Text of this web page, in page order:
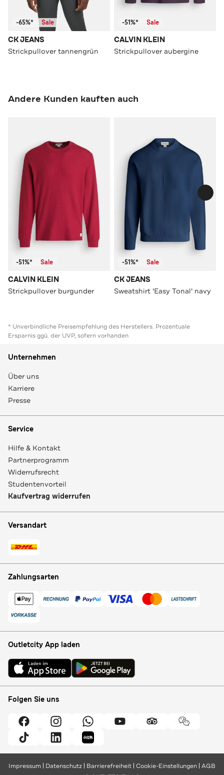
-65%* Sale
CK JEANS
Strickpullover tannengrün
-51%* Sale
CALVIN KLEIN
Strickpullover aubergine
Andere Kunden kauften auch
-51%* Sale
CALVIN KLEIN
Strickpullover burgunder
-51%* Sale
CK JEANS
Sweatshirt 'Easy Tonal' navy
* Unverbindliche Preisempfehlung des Herstellers. Prozentuale
Ersparnis ggü. der UVP, sofern vorhanden
Unternehmen
Über uns
Karriere
Presse
Service
Hilfe & Kontakt
Partnerprogramm
Widerrufsrecht
Studentenvorteil
Kaufvertrag widerrufen
Versandart
Zahlungsarten
Outletcity App laden
Folgen Sie uns
Impressum Datenschutz Barrierefreiheit Cookie-Einstellungen AGB